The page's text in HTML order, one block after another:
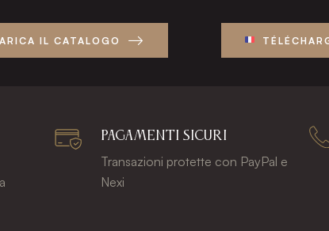
IL CATALOGO
PAGAMENTI SICURI
Transazioni protette con PayPal e
Nexi